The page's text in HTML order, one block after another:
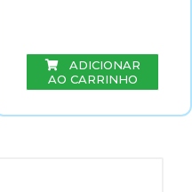
ADICIONAR
AO CARRINHO